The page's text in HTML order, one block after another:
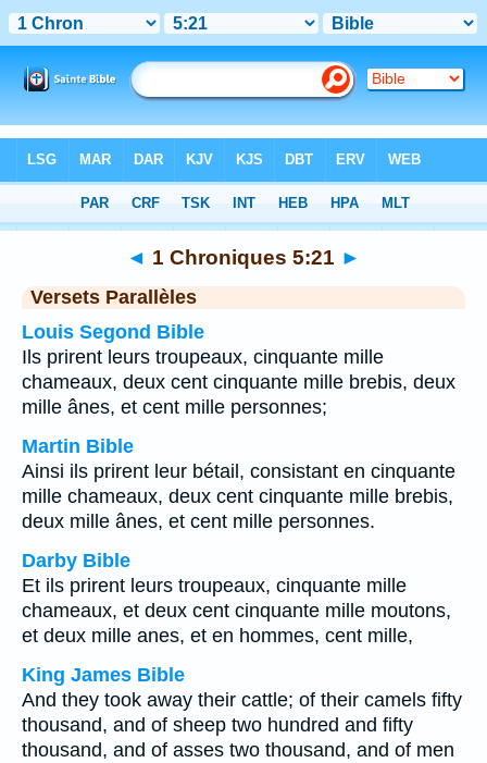
>Chapitre 5 > Verset 21
◄ 1 Chroniques 5:21 ►
Versets Parallèles
Louis Segond Bible
Ils prirent leurs troupeaux, cinquante mille
chameaux, deux cent cinquante mille brebis, deux
mille ânes, et cent mille personnes;
Martin Bible
Ainsi ils prirent leur bétail, consistant en cinquante
mille chameaux, deux cent cinquante mille brebis,
deux mille ânes, et cent mille personnes.
Darby Bible
Et ils prirent leurs troupeaux, cinquante mille
chameaux, et deux cent cinquante mille moutons,
et deux mille anes, et en hommes, cent mille,
King James Bible
And they took away their cattle; of their camels fifty
thousand, and of sheep two hundred and fifty
thousand, and of asses two thousand, and of men